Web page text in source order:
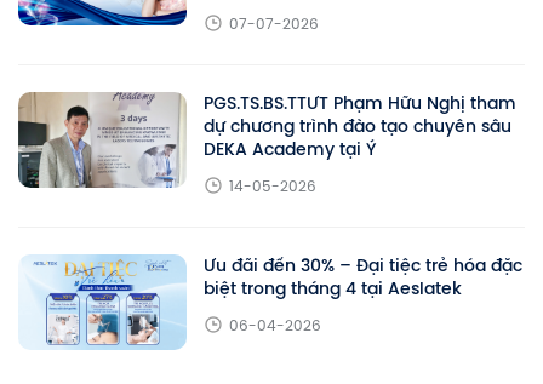
07-07-2026
PGS.TS.BS.TTƯT Phạm Hữu Nghị tham
dự chương trình đào tạo chuyên sâu
DEKA Academy tại Ý
14-05-2026
Ưu đãi đến 30% – Đại tiệc trẻ hóa đặc
biệt trong tháng 4 tại Aeslatek
06-04-2026